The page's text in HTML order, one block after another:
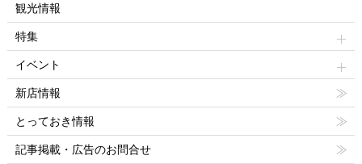
観光情報
特集
イベント
新店情報
とっておき情報
記事掲載・広告のお問合せ